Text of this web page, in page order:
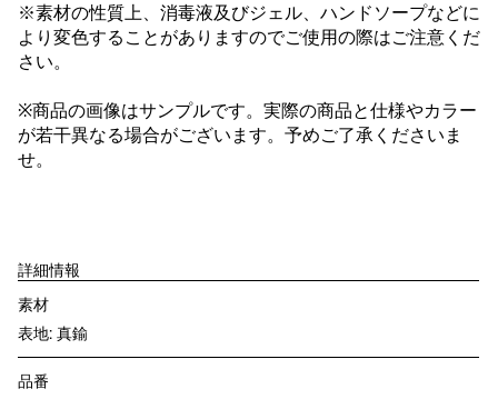
※素材の性質上、消毒液及びジェル、ハンドソープなどに
より変色することがありますのでご使用の際はご注意くだ
さい。
※商品の画像はサンプルです。実際の商品と仕様やカラー
が若干異なる場合がございます。予めご了承くださいま
せ。
詳細情報
素材
表地: 真鍮
品番